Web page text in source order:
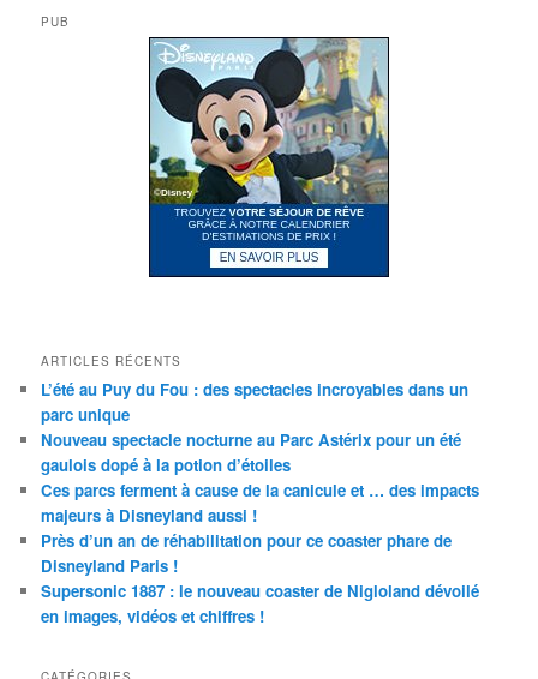
PUB
ARTICLES RÉCENTS
L’été au Puy du Fou : des spectacles incroyables dans un
parc unique
Nouveau spectacle nocturne au Parc Astérix pour un été
gaulois dopé à la potion d’étoiles
Ces parcs ferment à cause de la canicule et … des impacts
majeurs à Disneyland aussi !
Près d’un an de réhabilitation pour ce coaster phare de
Disneyland Paris !
Supersonic 1887 : le nouveau coaster de Nigloland dévoilé
en images, vidéos et chiffres !